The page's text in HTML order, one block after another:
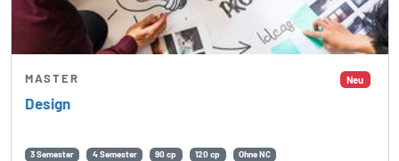
Design
MASTER Neu
3 Semester 4 Semester 90 cp 120 cp Ohne NC